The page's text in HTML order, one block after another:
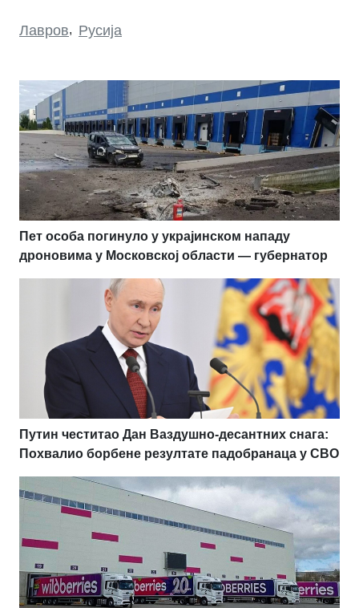
Лавров, Русија
Пет особа погинуло у украјинском нападу
дроновима у Московској области — губернатор
Путин честитао Дан Ваздушно-десантних снага:
Похвалио борбене резултате падобранаца у СВО